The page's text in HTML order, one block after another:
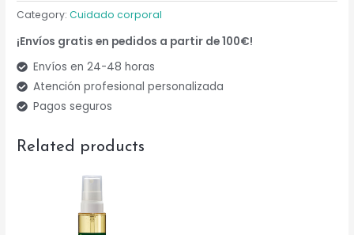
drenante
Category:Cuidado corporal
¡Envíos gratis en pedidos a partir de 100€!
Envíos en 24-48 horas
Atención profesional personalizada
Pagos seguros
Related products